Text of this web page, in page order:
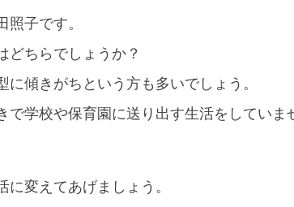
子です。
どちらでしょうか？
傾きがちという方も多いでしょう。
で学校や保育園に送り出す生活をしていま
変えてあげましょう。